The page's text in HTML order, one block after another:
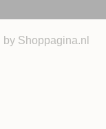
Shoppagina.nl